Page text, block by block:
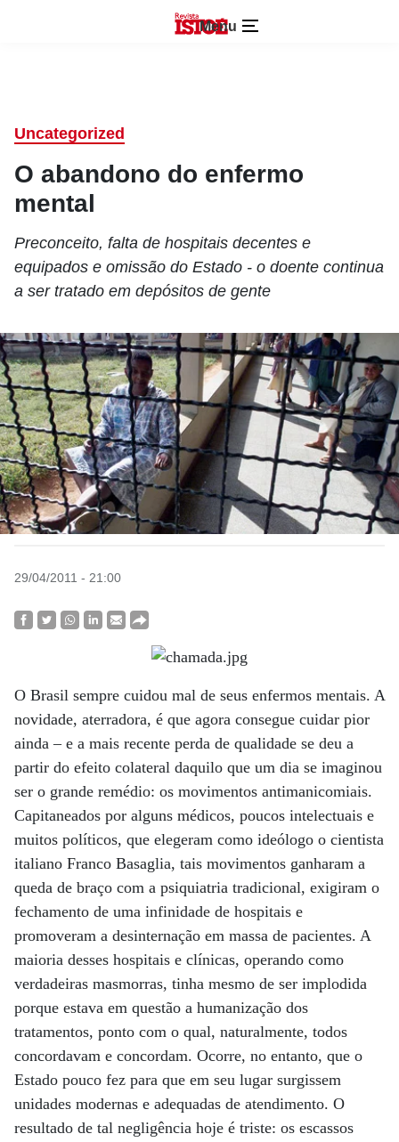
Menu
Uncategorized
O abandono do enfermo
mental
Preconceito, falta de hospitais decentes e
equipados e omissão do Estado - o doente continua
a ser tratado em depósitos de gente
29/04/2011 - 21:00
O Brasil sempre cuidou mal de seus enfermos mentais. A
novidade, aterradora, é que agora consegue cuidar pior
ainda – e a mais recente perda de qualidade se deu a
partir do efeito colateral daquilo que um dia se imaginou
ser o grande remédio: os movimentos antimanicomiais.
Capitaneados por alguns médicos, poucos intelectuais e
muitos políticos, que elegeram como ideólogo o cientista
italiano Franco Basaglia, tais movimentos ganharam a
queda de braço com a psiquiatria tradicional, exigiram o
fechamento de uma infinidade de hospitais e
promoveram a desinternação em massa de pacientes. A
maioria desses hospitais e clínicas, operando como
verdadeiras masmorras, tinha mesmo de ser implodida
porque estava em questão a humanização dos
tratamentos, ponto com o qual, naturalmente, todos
concordavam e concordam. Ocorre, no entanto, que o
Estado pouco fez para que em seu lugar surgissem
unidades modernas e adequadas de atendimento. O
resultado de tal negligência hoje é triste: os escassos